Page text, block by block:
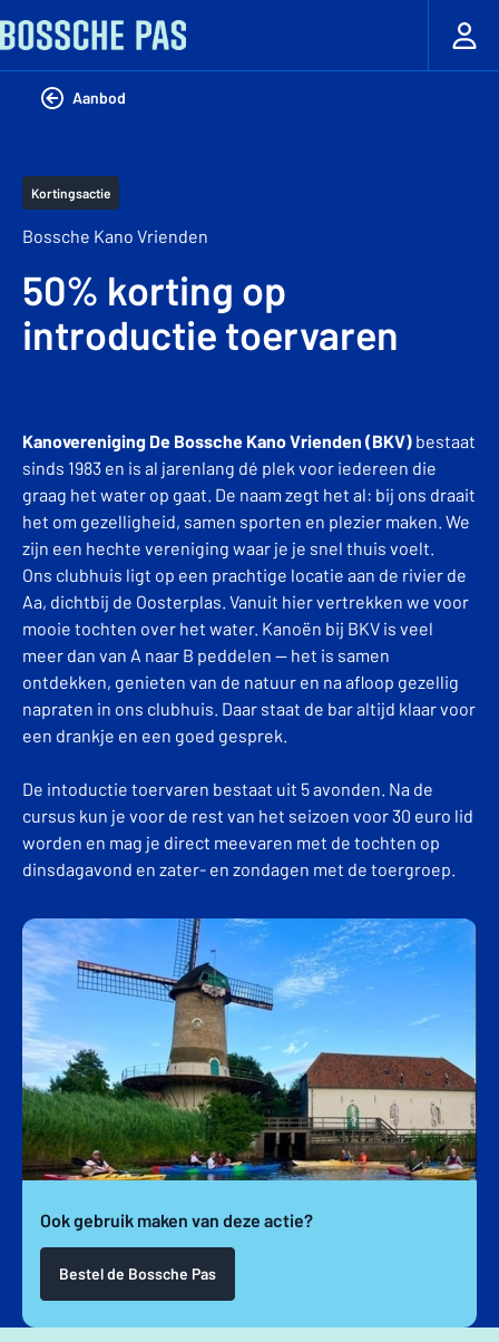
Aanbod
Kortingsactie
Bossche Kano Vrienden
50% korting op
introductie toervaren
Kanovereniging De Bossche Kano Vrienden (BKV) bestaat
sinds 1983 en is al jarenlang dé plek voor iedereen die
graag het water op gaat. De naam zegt het al: bij ons draait
het om gezelligheid, samen sporten en plezier maken. We
zijn een hechte vereniging waar je je snel thuis voelt.
Ons clubhuis ligt op een prachtige locatie aan de rivier de
Aa, dichtbij de Oosterplas. Vanuit hier vertrekken we voor
mooie tochten over het water. Kanoën bij BKV is veel
meer dan van A naar B peddelen — het is samen
ontdekken, genieten van de natuur en na afloop gezellig
napraten in ons clubhuis. Daar staat de bar altijd klaar voor
een drankje en een goed gesprek.
De intoductie toervaren bestaat uit 5 avonden. Na de
cursus kun je voor de rest van het seizoen voor 30 euro lid
worden en mag je direct meevaren met de tochten op
dinsdagavond en zater- en zondagen met de toergroep.
Ook gebruik maken van deze actie?
Bestel de Bossche Pas